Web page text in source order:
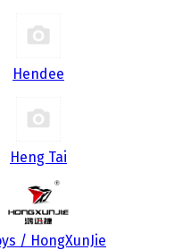
Hendee
Heng Tai
/ HongXunJie